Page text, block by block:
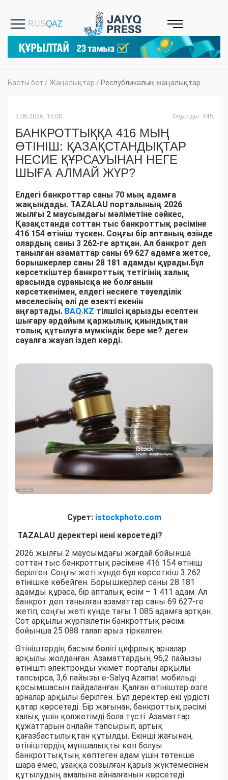
Басты бет / Жаңалықтар / Республикалық жаңалықтар
3.06.2026, 15:00 Оқылды: 145
БАНКРОТТЫҚҚА 416 МЫҢ
ӨТІНІШ: ҚАЗАҚСТАНДЫҚТАР
НЕСИЕ ҚҰРСАУЫНАН НЕГЕ
ШЫҒА АЛМАЙ ЖҮР?
Елдегі банкроттар саны 70 мың адамға
жақындады. TAZALAU порталының 2026
жылғы 2 маусымдағы мәліметіне сәйкес,
Қазақстанда соттан тыс банкроттық рәсіміне
416 154 өтініш түскен. Соңғы бір аптаның өзінде
олардың саны 3 262-ге артқан. Ал банкрот деп
танылған азаматтар саны 69 627 адамға жетсе,
борышкерлер саны 28 181 адамды құрады.Бұл
көрсеткіштер банкроттық тетігінің халық
арасында сұранысқа ие болғанын
көрсеткенімен, елдегі несиеге тәуелділік
мәселесінің әлі де өзекті екенін
аңғартады. BAQ.KZ тілшісі қарызды есептен
шығару әрдайым қаржылық қиындықтан
толық құтылуға мүмкіндік бере ме? деген
сауалға жауап іздеп көрді.
Сурет: istockphoto.com
TAZALAU деректері нені көрсетеді?
2026 жылғы 2 маусымдағы жағдай бойынша
соттан тыс банкроттық рәсіміне 416 154 өтініш
берілген. Соңғы жеті күнде бұл көрсеткіш 3 262
өтінішке көбейген. Борышкерлер саны 28 181
адамды құраса, бір апталық өсім – 1 411 адам. Ал
банкрот деп танылған азаматтар саны 69 627-ге
жетіп, соңғы жеті күнде тағы 1 085 адамға артқан.
Сот арқылы жүргізілетін банкроттық рәсімі
бойынша 25 088 талап арыз тіркелген.
Өтініштердің басым бөлігі цифрлық арналар
арқылы жолданған. Азаматтардың 96,2 пайызы
өтінішті электронды үкімет порталы арқылы
тапсырса, 3,6 пайызы e-Salyq Azamat мобильді
қосымшасын пайдаланған. Қалған өтініштер өзге
арналар арқылы берілген. Бұл деректер екі үрдісті
қатар көрсетеді. Бір жағынан, банкроттық рәсімі
халық үшін қолжетімді бола түсті. Азаматтар
құжаттарын онлайн тапсырып, артық
қағазбастылықтан құтылды. Екінші жағынан,
өтініштердің мұншалықты көп болуы
банкроттықтың көптеген адам үшін төтенше
шара емес, ұзаққа созылған қарыз жүктемесінен
құтылудың амалына айналғанын көрсетеді.